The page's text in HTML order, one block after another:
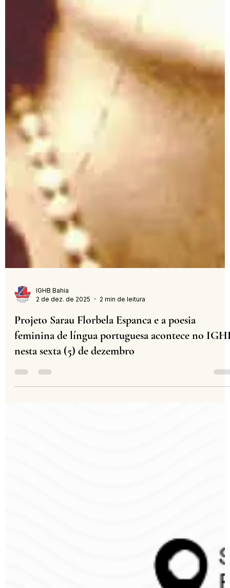
2 de dez. de 2025
2 min de leitura
Projeto Sarau Florbela Espanca e a poesia
feminina de língua portuguesa acontece no
nesta sexta (5) de dezembro